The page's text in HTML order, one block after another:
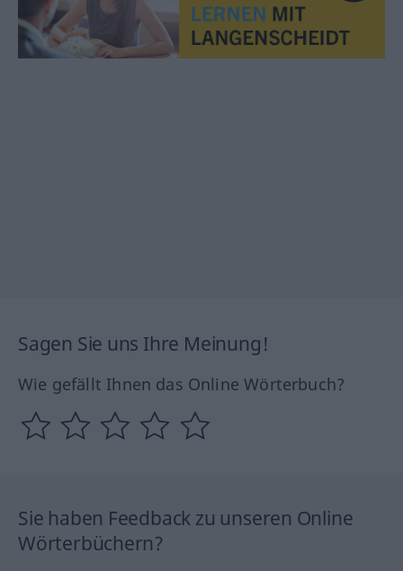
Sagen Sie uns Ihre Meinung!
Wie gefällt Ihnen das Online Wörterbuch?
Sie haben Feedback zu unseren Online
Wörterbüchern?